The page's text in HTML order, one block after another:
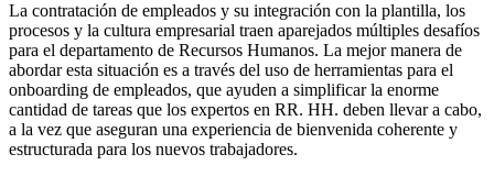
La contratación de empleados y su integración con la plantilla, los
procesos y la cultura empresarial traen aparejados múltiples desafíos
para el departamento de Recursos Humanos. La mejor manera de
abordar esta situación es a través del uso de herramientas para el
onboarding de empleados, que ayuden a simplificar la enorme
cantidad de tareas que los expertos en RR. HH. deben llevar a cabo,
a la vez que aseguran una experiencia de bienvenida coherente y
estructurada para los nuevos trabajadores.